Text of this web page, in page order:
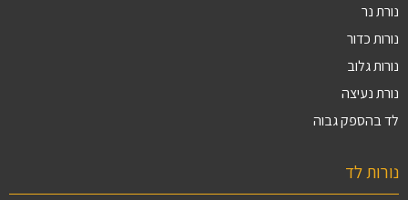
נורת נר
נורות כדור
נורות גלוב
נורת נעיצה
לד בהספק גבוה
נורות לד